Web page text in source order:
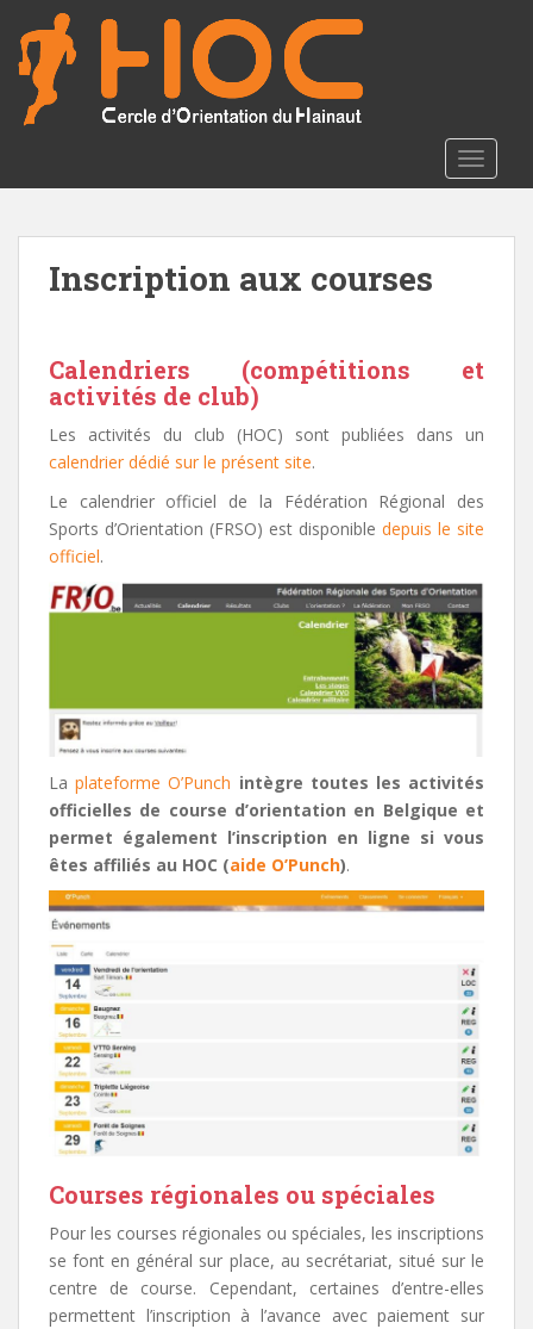
Inscription aux courses
Calendriers (compétitions et
activités de club)
Les activités du club (HOC) sont publiées dans un
calendrier dédié sur le présent site.
Le calendrier officiel de la Fédération Régional des
Sports d’Orientation (FRSO) est disponible depuis le site
officiel.
Laplateforme O’Punch intègre toutes les activités
officielles de course d’orientation en Belgique et
permet également l’inscription en ligne si vous
êtes affiliés au HOC (aide O’Punch).
Courses régionales ou spéciales
Pour les courses régionales ou spéciales, les inscriptions
se font en général sur place, au secrétariat, situé sur le
centre de course. Cependant, certaines d’entre-elles
permettent l’inscription à l’avance avec paiement sur